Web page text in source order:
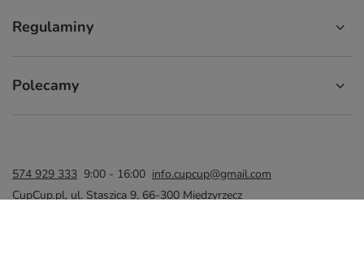
Regulaminy
Polecamy
574 929 333 9:00 - 16:00 info.cupcup@gmail.com
CupCup.pl, ul. Staszica 9, 66-300 Międzyrzecz